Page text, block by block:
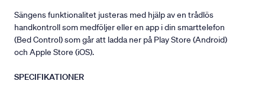
Sängens funktionalitet justeras med hjälp av en trådlös
handkontroll som medföljer eller en app i din smarttelefon
(Bed Control) som går att ladda ner på Play Store (Android)
och Apple Store (iOS).
SPECIFIKATIONER